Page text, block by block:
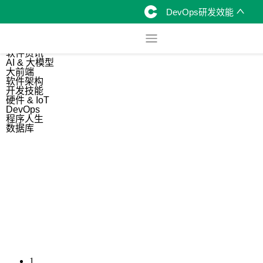
DevOps研发效能
软件资讯
AI & 大模型
大前端
软件架构
开发技能
硬件 & IoT
DevOps
程序人生
数据库
1